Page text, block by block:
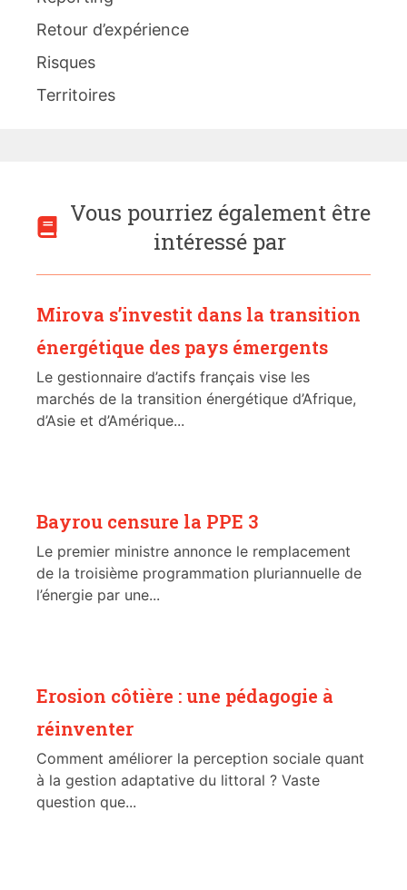
Retour d’expérience
Risques
Territoires
Vous pourriez également être
intéressé par
Mirova s’investit dans la transition
énergétique des pays émergents
Le gestionnaire d’actifs français vise les
marchés de la transition énergétique d’Afrique,
d’Asie et d’Amérique...
Bayrou censure la PPE 3
Le premier ministre annonce le remplacement
de la troisième programmation pluriannuelle de
l’énergie par une...
Erosion côtière : une pédagogie à
réinventer
Comment améliorer la perception sociale quant
à la gestion adaptative du littoral ? Vaste
question que...